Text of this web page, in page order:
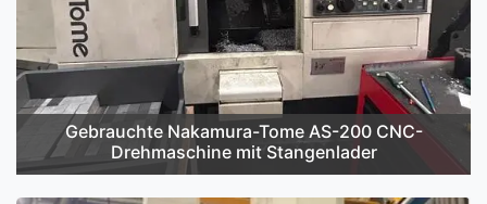
Gebrauchte Nakamura-Tome AS-200 CNC-
Drehmaschine mit Stangenlader